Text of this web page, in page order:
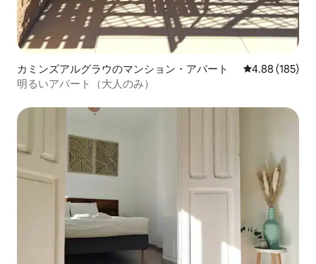
カミンズアルグラウのマンション・アパート レビュー185
4.88 (185)
明るいアパート（大人のみ）